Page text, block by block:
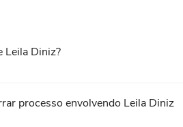
Leila Diniz?
processo envolvendo Leila Diniz